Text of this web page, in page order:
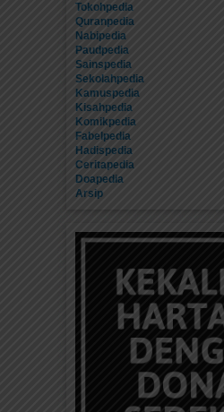
Tokohpedia
Quranpedia
Nabipedia
Paudpedia
Sainspedia
Sekolahpedia
Kamuspedia
Kisahpedia
Komikpedia
Fabelpedia
Hadispedia
Ceritapedia
Doapedia
Arsip